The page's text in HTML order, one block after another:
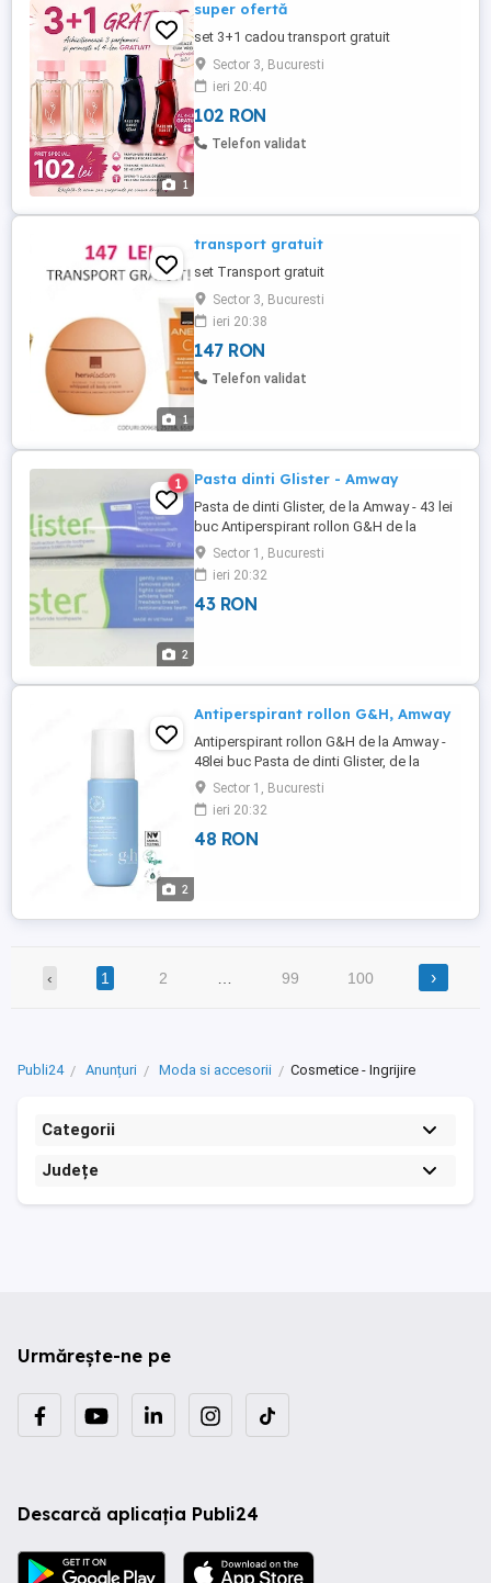
1
super ofertă
set 3+1 cadou transport gratuit
Sector 3, Bucuresti
ieri 20:40
102 RON
Telefon validat
1
transport gratuit
set Transport gratuit
Sector 3, Bucuresti
ieri 20:38
147 RON
Telefon validat
2
1 Pasta dinti Glister - Amway
Pasta de dinti Glister, de la Amway - 43 lei
buc Antiperspirant rollon G&H de la
Amway - 48lei buc Periuta de dinti cu
actiune multipla Glister (4 buc), de la
Amway - 70lei set
Sector 1, Bucuresti
ieri 20:32
43 RON
2
Antiperspirant rollon G&H, Amway
Antiperspirant rollon G&H de la Amway -
48lei buc Pasta de dinti Glister, de la
Amway - 43 lei buc Periuta de dinti cu
actiune multipla Glister (4 buc), de la
Amway - 70lei set
Sector 1, Bucuresti
ieri 20:32
48 RON
‹ 1 2 99 100 ›
Publi24 Anunțuri Moda si accesorii Cosmetice - Ingrijire
Categorii
Județe
Urmărește-ne pe
Descarcă aplicația Publi24